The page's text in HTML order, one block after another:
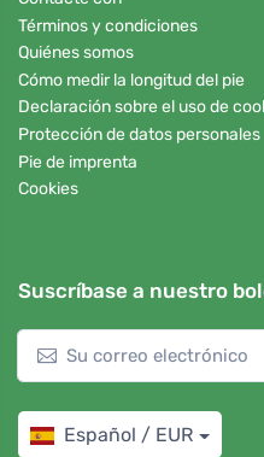
Términos y condiciones
Quiénes somos
Cómo medir la longitud del pie
Declaración sobre el uso de
Protección de datos personales
Pie de imprenta
Cookies
Suscríbase a nuestro
Español / EUR